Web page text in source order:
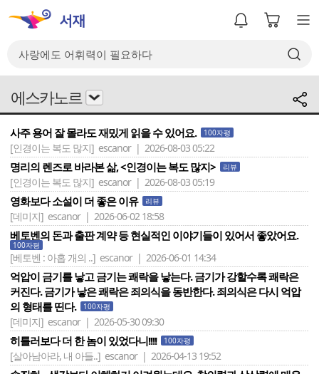
에스카노르
사주 용어 잘 몰라도 재밌게 읽을 수 있어요. 100자평
[인경이는 복도 많지] escanor | 2026-08-03 05:22
명리의 렌즈로 바라본 삶, <인경이는 복도 많지> 리뷰
[인경이는 복도 많지] escanor | 2026-08-03 05:19
영화보다 소설이 더 좋은 이유 리뷰
[데미지] escanor | 2026-06-02 18:58
베토벤의 돈과 출판 계약 등 현실적인 이야기들이 있어서 좋았어요.
100자평
[베토벤 : 아홉 개의 ..] escanor | 2026-06-01 14:34
억압이 금기를 낳고 금기는 쾌락을 낳는다. 금기가 강할수록 쾌락은
커진다. 금기가 낳은 쾌락은 죄의식을 동반한다. 죄의식은 다시 억압
의 형태를 띤다.
100자평
[데미지] escanor | 2026-05-30 09:30
히틀러보다 더 한 놈이 있었다니!!!! 100자평
[살아남아라, 내 아들..] escanor | 2026-04-13 19:52